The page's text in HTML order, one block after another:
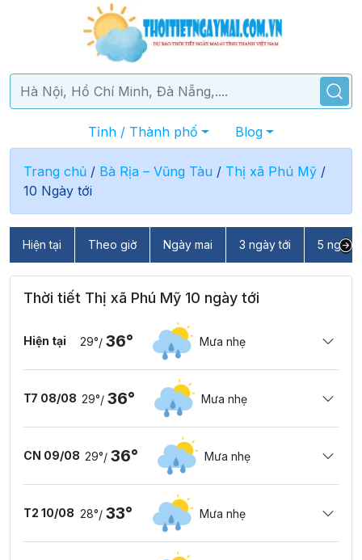
Tỉnh / Thành phố Blog
Trang chủ / Bà Rịa – Vũng Tàu / Thị xã Phú Mỹ /
10 Ngày tới
Hiện tại Theo giờ Ngày mai 3 ngày tới 5 ngày
Thời tiết Thị xã Phú Mỹ 10 ngày tới
Hiện tại 29°/ 36° Mưa nhẹ
T7 08/08 29°/ 36° Mưa nhẹ
CN 09/08 29°/ 36° Mưa nhẹ
T2 10/08 28°/ 33° Mưa nhẹ